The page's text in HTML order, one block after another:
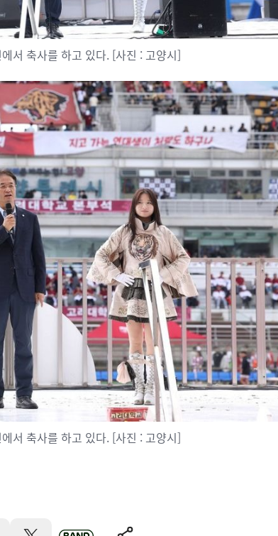
서 축사를 하고 있다. [사진 : 고양시]
서 축사를 하고 있다. [사진 : 고양시]